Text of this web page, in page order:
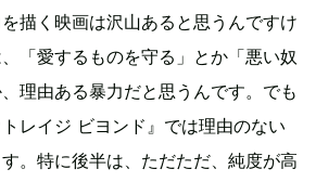
描く映画は沢山あると思うんですけ
「愛するものを守る」とか「悪い奴
理由ある暴力だと思うんです。でも
レイジ ビヨンド』では理由のない
。特に後半は、ただただ、純度が高